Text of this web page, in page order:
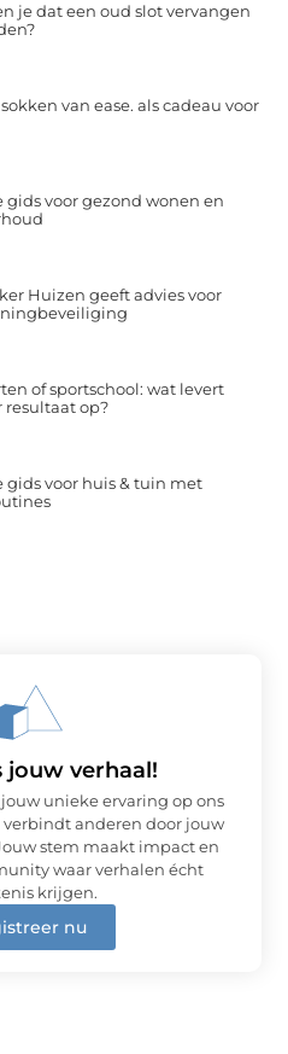
je dat een oud slot vervangen
van ease. als cadeau voor
gids voor gezond wonen en
Huizen geeft advies voor
of sportschool: wat levert
resultaat op?
gids voor huis & tuin met
jouw verhaal!
unieke ervaring op ons
anderen door jouw
stem maakt impact en
waar verhalen écht
krijgen.
nu